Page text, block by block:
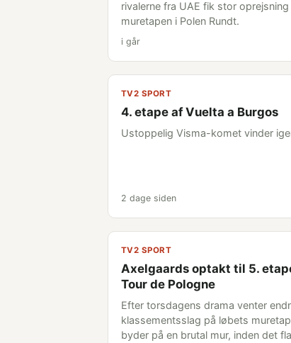
rivalerne fra UAE fik stor oprejsning
muretapen i Polen Rundt.
i går
TV2 SPORT
4. etape af Vuelta a Burgos
Ustoppelig Visma-komet vinder
2 dage siden
TV2 SPORT
Axelgaards optakt til 5.
Tour de Pologne
Efter torsdagens drama venter
klassementsslag på løbets
byder på en brutal mur, inden det